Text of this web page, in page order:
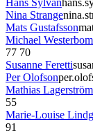
Hans Sylvan
Nina Strange
Mats Gustafsson
Michael Westerbom
77 70
Susanne Feretti
Per Olofson
Mathias Lagerström
55
Marie-Louise
91